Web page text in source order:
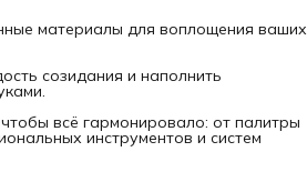
материалы для воплощения ваших
созидания и наполнить
всё гармонировало: от палитры
инструментов и систем